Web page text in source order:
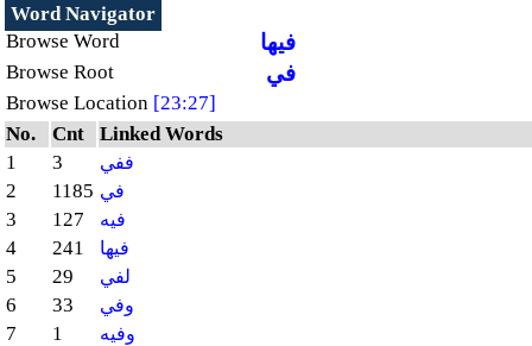
Word Navigator
Browse Word
فيها
Browse Root في
Browse Location [23:27]
No.
Cnt
Linked Words
1
3 ففي
2 1185 في
3 127 فيه
4 241 فيها
5 29 لفي
6 33 وفي
7 1 وفيه